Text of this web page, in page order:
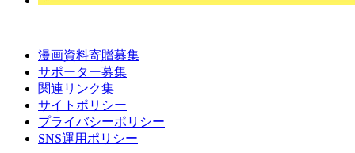
漫画資料寄贈募集
サポーター募集
関連リンク集
サイトポリシー
プライバシーポリシー
SNS運用ポリシー